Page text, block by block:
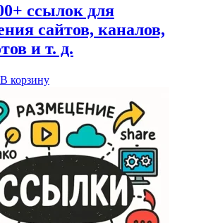
ссылок для
сайтов, каналов,
и т. д.
цена:
₽.
В корзину